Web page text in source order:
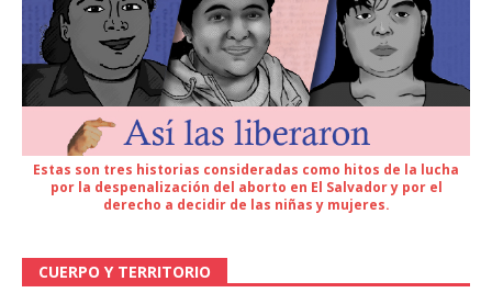
Estas son tres historias consideradas como hitos de la lucha
por la despenalización del aborto en El Salvador y por el
derecho a decidir de las niñas y mujeres.
CUERPO Y TERRITORIO